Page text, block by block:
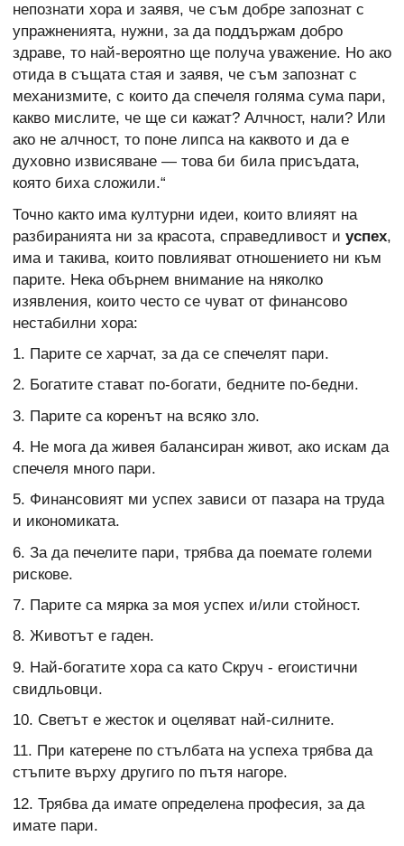
непознати хора и заявя, че съм добре запознат с
упражненията, нужни, за да поддържам добро
здраве, то най-вероятно ще получа уважение. Но ако
отида в същата стая и заявя, че съм запознат с
механизмите, с които да спечеля голяма сума пари,
какво мислите, че ще си кажат? Алчност, нали? Или
ако не алчност, то поне липса на каквото и да е
духовно извисяване — това би била присъдата,
която биха сложили.“
Точно както има културни идеи, които влияят на
разбиранията ни за красота, справедливост и успех,
има и такива, които повлияват отношението ни към
парите. Нека обърнем внимание на няколко
изявления, които често се чуват от финансово
нестабилни хора:
1. Парите се харчат, за да се спечелят пари.
2. Богатите стават по-богати, бедните по-бедни.
3. Парите са коренът на всяко зло.
4. Не мога да живея балансиран живот, ако искам да
спечеля много пари.
5. Финансовият ми успех зависи от пазара на труда
и икономиката.
6. За да печелите пари, трябва да поемате големи
рискове.
7. Парите са мярка за моя успех и/или стойност.
8. Животът е гаден.
9. Най-богатите хора са като Скруч - егоистични
свидльовци.
10. Светът е жесток и оцеляват най-силните.
11. При катерене по стълбата на успеха трябва да
стъпите върху другиго по пътя нагоре.
12. Трябва да имате определена професия, за да
имате пари.